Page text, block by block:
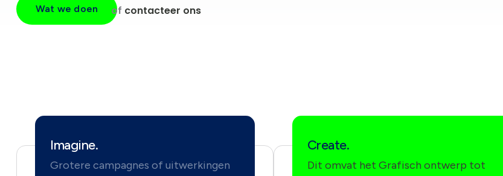
Wat we doen of contacteer ons
Imagine.
Grotere campagnes of uitwerkingen
Create.
Dit omvat het Grafisch ontwerp tot